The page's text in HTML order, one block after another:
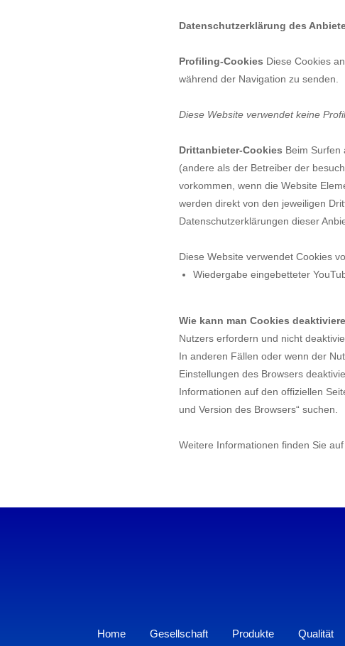
Datenschutzerklärung des
Profiling-Cookies Diese Cookies
während der Navigation zu senden.
Diese Website verwendet keine
Drittanbieter-Cookies Beim Surfen
(andere als der Betreiber der
vorkommen, wenn die Website
werden direkt von den jeweiligen
Datenschutzerklärungen dieser
Diese Website verwendet Cookies
Wiedergabe eingebetteter
Wie kann man Cookies
Nutzers erfordern und nicht
In anderen Fällen oder wenn der
Einstellungen des Browsers
Informationen auf den offiziellen
und Version des Browsers“ suchen.
Weitere Informationen finden Sie
Home Gesellschaft Produkte Qualität